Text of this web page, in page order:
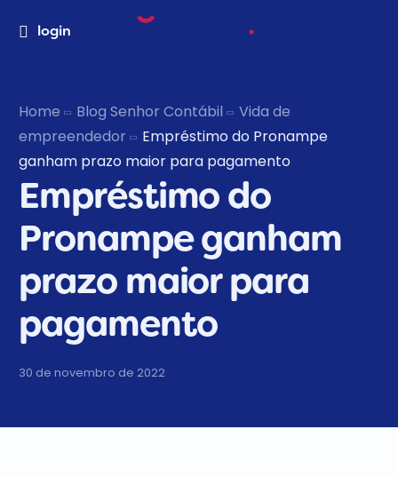
login
Home Blog Senhor Contábil
Vida de
empreendedor
Empréstimo do Pronampe
ganham prazo maior para pagamento
Empréstimo do
Pronampe ganham
prazo maior para
pagamento
30 de novembro de 2022